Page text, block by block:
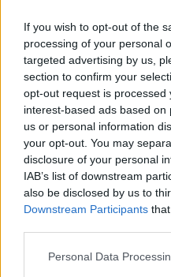
If you wish to opt-out of the
processing of your personal
targeted advertising by us,
section to confirm your
opt-out request is processed
interest-based ads based
us or personal information
your opt-out. You may
disclosure of your personal
IAB’s list of downstream
also be disclosed by us to
Downstream Participants
Please note that this
Personal Data
aiutano a ridurre il
Proteggiti
della privacy, limita i
visibili, scegli una
sane abitudini online.
connesso, il controllo
miglior difesa.